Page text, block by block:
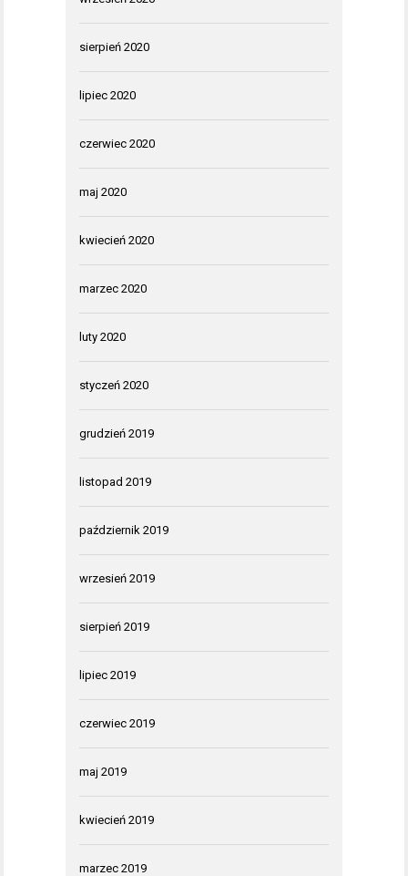
sierpień 2020
lipiec 2020
czerwiec 2020
maj 2020
kwiecień 2020
marzec 2020
luty 2020
styczeń 2020
grudzień 2019
listopad 2019
październik 2019
wrzesień 2019
sierpień 2019
lipiec 2019
czerwiec 2019
maj 2019
kwiecień 2019
marzec 2019